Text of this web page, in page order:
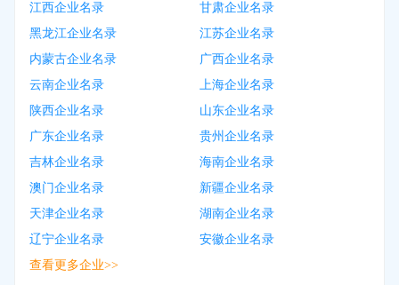
江西企业名录
甘肃企业名录
黑龙江企业名录
江苏企业名录
内蒙古企业名录
广西企业名录
云南企业名录
上海企业名录
陕西企业名录
山东企业名录
广东企业名录
贵州企业名录
吉林企业名录
海南企业名录
澳门企业名录
新疆企业名录
天津企业名录
湖南企业名录
辽宁企业名录
安徽企业名录
查看更多企业>>